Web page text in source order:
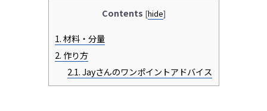
Contents [hide]
1.材料・分量
2. 作り方
2.1.Jayさんのワンポイントアドバイス